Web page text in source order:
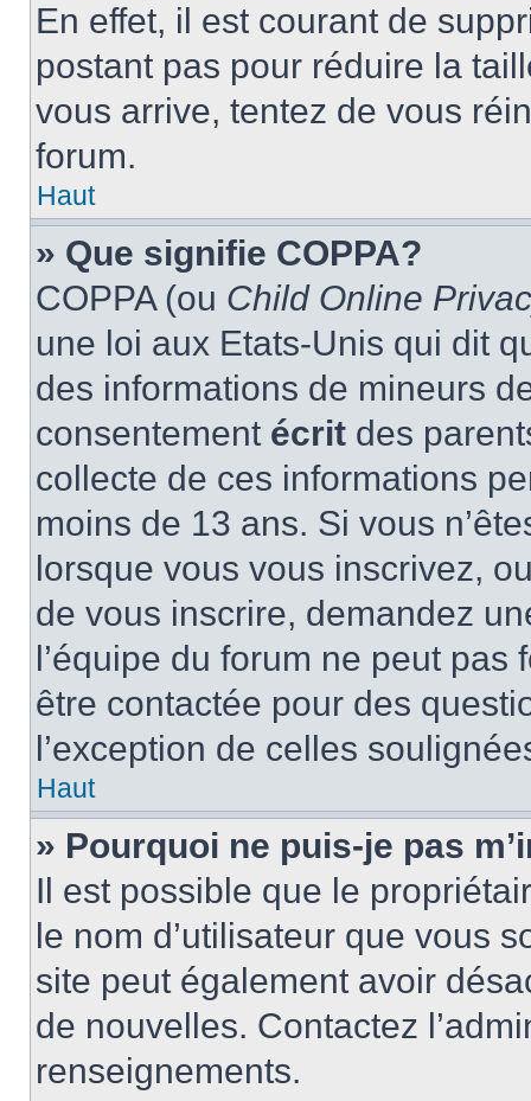
En effet, il est courant de
postant pas pour réduire la
vous arrive, tentez de vous
forum.
Haut
» Que signifie COPPA?
COPPA (ou Child Online
une loi aux Etats-Unis qui dit
des informations de mineurs
consentement écrit des
collecte de ces informations
moins de 13 ans. Si vous
lorsque vous vous inscrivez,
de vous inscrire, demandez
l’équipe du forum ne peut
être contactée pour des
l’exception de celles
Haut
» Pourquoi ne puis-je pas
Il est possible que le
le nom d’utilisateur que vous
site peut également avoir
de nouvelles. Contactez
renseignements.